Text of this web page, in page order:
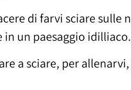
di farvi sciare sulle
in un paesaggio idilliaco.
a sciare, per